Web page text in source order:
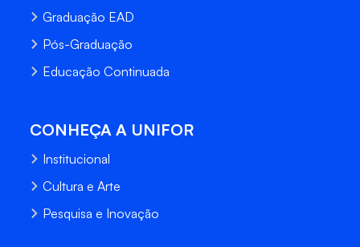
Graduação EAD
Pós-Graduação
Educação Continuada
CONHEÇA A UNIFOR
Institucional
Cultura e Arte
Pesquisa e Inovação